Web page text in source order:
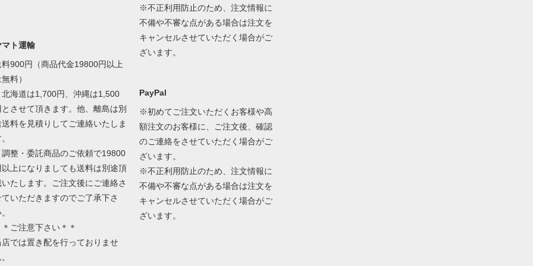
マト運輸
料900円（商品代金19800円以上
料）
北海道は1,700円、沖縄は1,500
とさせて頂きます。他、離島は別
送料を見積りしてご連絡いたしま
調整・委託商品のご依頼で19800
以上になりましても送料は別途頂
いたします。ご注文後にご連絡さ
ていただきますのでご了承下さ
ご注意下さい＊＊
店では置き配を行っておりませ
※不正利用防止のため、注文情報に
不備や不審な点がある場合は注文を
キャンセルさせていただく場合がご
ざいます。
PayPal
※初めてご注文いただくお客様や高
額注文のお客様に、ご注文後、確認
のご連絡をさせていただく場合がご
ざいます。
※不正利用防止のため、注文情報に
不備や不審な点がある場合は注文を
キャンセルさせていただく場合がご
ざいます。